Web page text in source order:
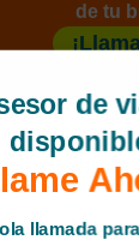
de tu
Recientes
de
llamada